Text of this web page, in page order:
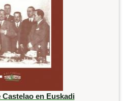
Castelao en Euskadi